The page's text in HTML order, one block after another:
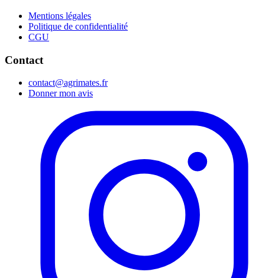
Mentions légales
Politique de confidentialité
CGU
Contact
contact@agrimates.fr
Donner mon avis